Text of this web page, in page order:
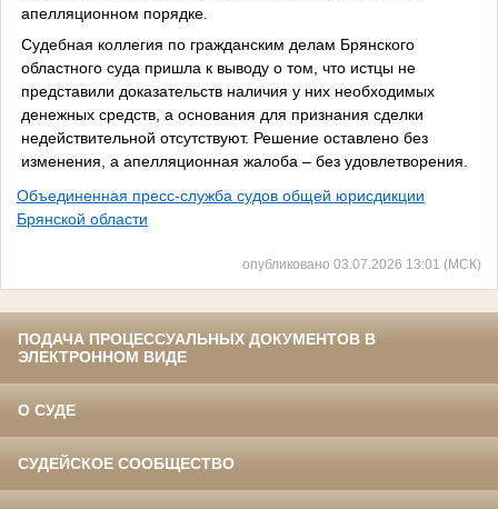
апелляционном порядке.
Судебная коллегия по гражданским делам Брянского
областного суда пришла к выводу о том, что истцы не
представили доказательств наличия у них необходимых
денежных средств, а основания для признания сделки
недействительной отсутствуют. Решение оставлено без
изменения, а апелляционная жалоба – без удовлетворения.
Объединенная пресс-служба судов общей юрисдикции
Брянской области
опубликовано 03.07.2026 13:01 (МСК)
ПОДАЧА ПРОЦЕССУАЛЬНЫХ ДОКУМЕНТОВ В
ЭЛЕКТРОННОМ ВИДЕ
О СУДЕ
СУДЕЙСКОЕ СООБЩЕСТВО